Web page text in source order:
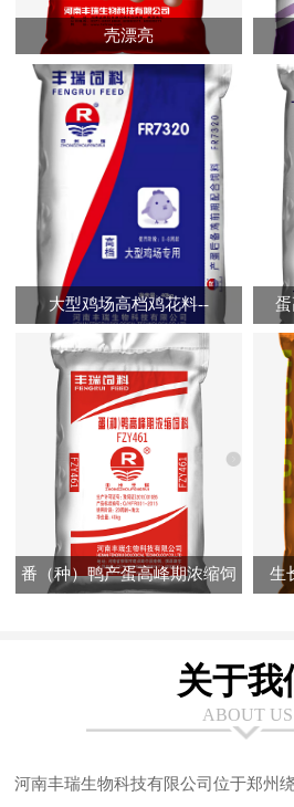
壳漂亮
大型鸡场高档鸡花料--
FR7320（A）
蛋
番（种）鸭产蛋高峰期浓缩饲 生
关于我
ABOUT US
河南丰瑞生物科技有限公司位于郑州